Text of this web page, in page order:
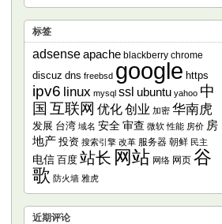
标签
adsenseapache blackberry chrome
discuz dns freebsd google https
ipv6 linux mysql ssl ubuntu yahoo 中
国 互联网 优化创业 加密 华南虎
发展 台湾 域名 安全 审查 微软 性能 房价 房
地产 投资 搜索引擎 改革 服务器 朝鲜 民主
电信 百度 站长 网站 网络 网页 谷
歌 防火墙 雅虎
近期评论